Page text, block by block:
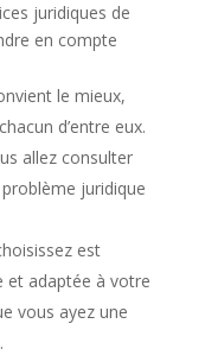
juridiques de
en compte
le mieux,
d’entre eux.
allez consulter
juridique
est
et adaptée à votre
vous ayez une